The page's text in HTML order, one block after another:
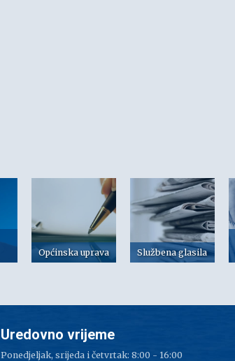
Općinska uprava Službena glasila
Uredovno vrijeme
Ponedjeljak, srijeda i četvrtak: 8:00 - 16:00